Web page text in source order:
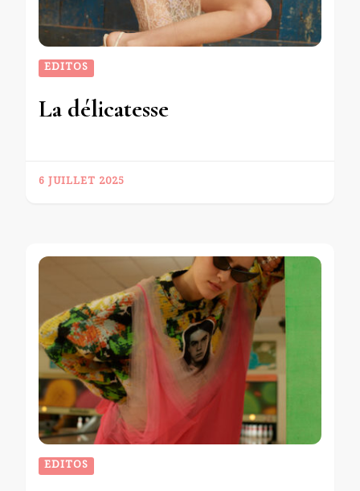
EDITOS
La délicatesse
6 JUILLET 2025
EDITOS